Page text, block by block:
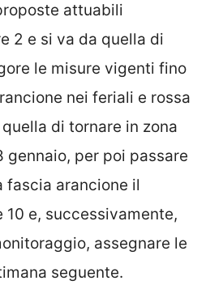
attuabili
2 e si va da quella di
le misure vigenti fino
nei feriali e rossa
di tornare in zona
gennaio, per poi passare
fascia arancione il
10 e, successivamente,
assegnare le
seguente.